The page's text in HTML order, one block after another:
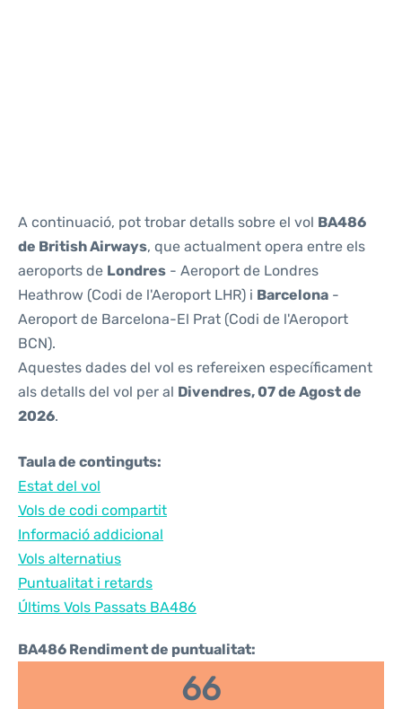
A continuació, pot trobar detalls sobre el vol BA486
de British Airways, que actualment opera entre els
aeroports de Londres - Aeroport de Londres
Heathrow (Codi de l'Aeroport LHR) i Barcelona -
Aeroport de Barcelona-El Prat (Codi de l'Aeroport
BCN).
Aquestes dades del vol es refereixen específicament
als detalls del vol per al Divendres, 07 de Agost de
2026.
Taula de continguts:
Estat del vol
Vols de codi compartit
Informació addicional
Vols alternatius
Puntualitat i retards
Últims Vols Passats BA486
BA486 Rendiment de puntualitat:
66